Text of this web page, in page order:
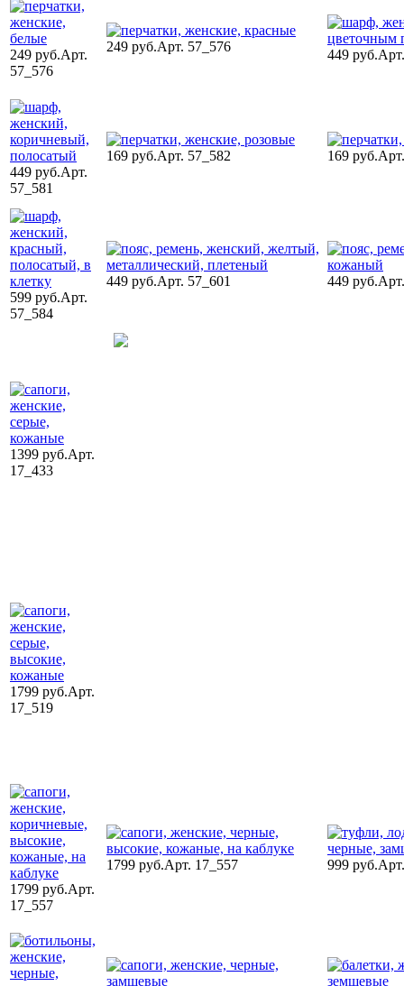
249 руб.Арт.
57_576
249 руб.Арт. 57_576
449 руб.
449 руб.Арт.
57_581
169 руб.Арт. 57_582 169 руб.
599 руб.Арт.
57_584
449 руб.Арт. 57_601 449 руб.
1399 руб.Арт.
17_433
1799 руб.Арт.
17_519
1799 руб.Арт.
17_557
1799 руб.Арт. 17_557 999 руб.